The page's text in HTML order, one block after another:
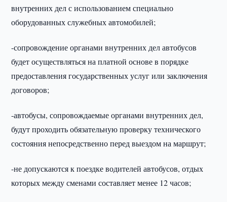
внутренних дел с использованием специально
оборудованных служебных автомобилей;
-сопровождение органами внутренних дел автобусов
будет осуществляться на платной основе в порядке
предоставления государственных услуг или заключения
договоров;
-автобусы, сопровождаемые органами внутренних дел,
будут проходить обязательную проверку технического
состояния непосредственно перед выездом на маршрут;
-не допускаются к поездке водителей автобусов, отдых
которых между сменами составляет менее 12 часов;